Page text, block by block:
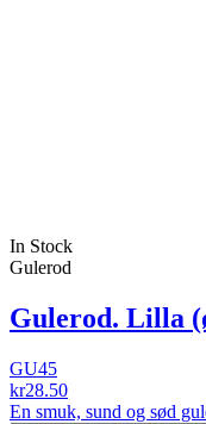
In Stock
Gulerod
Gulerod. Lilla
GU45
kr28.50
En smuk, sund og sød